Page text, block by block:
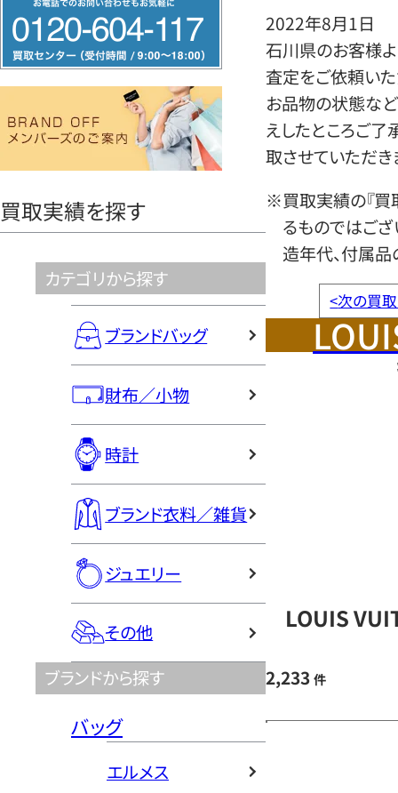
リ
ー
ヤ
買取実績を探す
カテゴリから探す
ブランドバッグ
財布／小物
時計
ブランド衣料／雑貨
ジュエリー
その他
ブランドから探す
バッグ
エルメス
2022年8月1日
石川県のお客様よ
査定をご依頼いた
お品物の状態など
えしたところご
取させていただき
※買取実績の『買
るものではござ
造年代、付属品
<次の買
LOUIS
2,233 件